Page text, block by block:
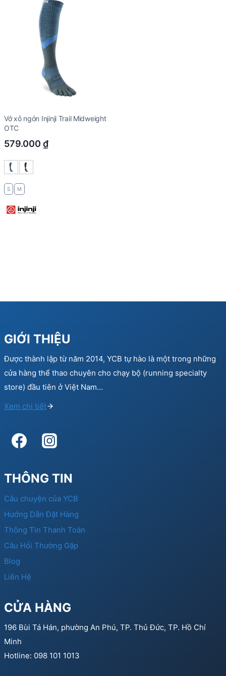
Vớ xỏ ngón Injinji Trail Midweight
OTC
579.000 ₫
S M
GIỚI THIỆU
Được thành lập từ năm 2014, YCB tự hào là một trong những
cửa hàng thể thao chuyên cho chạy bộ (running specialty
store) đầu tiên ở Việt Nam…
Xem chi tiết
THÔNG TIN
Câu chuyện của YCB
Hướng Dẫn Đặt Hàng
Thông Tin Thanh Toán
Câu Hỏi Thường Gặp
Blog
Liên Hệ
CỬA HÀNG
196 Bùi Tá Hán, phường An Phú, TP. Thủ Đức, TP. Hồ Chí
Minh
Hotline: 098 101 1013